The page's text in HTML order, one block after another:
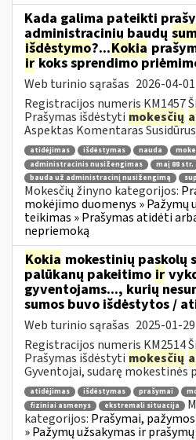
Kada galima pateikti
administracinių baudų
išdėstymo?...Kokia
irkoks sprendimo
Web turinio sąrašas 2026-04-01
Registracijos numeris KM1457
Prašymas išdėstyti mokesčių
Aspektas Komentaras Susidūrus
atidėjimas išdėstymas nauda
administracinis nusižengimas
maį 88 str.
bauda už administracinį nusižengimą
Mokesčių žinyno kategorijos:
mokėjimo duomenys » Pažymų
teikimas » Prašymas atidėti
nepriemoką
Kokia mokestinių paskolų
palūkanų pakeitimo ir
gyventojams..., kurių
sumos buvo išdėstytos /
Web turinio sąrašas 2025-01-29
Registracijos numeris KM2514
Prašymas išdėstyti mokesčių
Gyventojai, sudarę mokestinės
atidėjimas išdėstymas prašymai
fiziniai asmenys
ekstremali situacija
kategorijos: Prašymai,
» Pažymų užsakymas ir